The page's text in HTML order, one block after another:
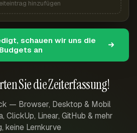
Sie die Zeiterfassung!
— Browser, Desktop & Mobil
ClickUp, Linear, GitHub & mehr
keine Lernkurve
hinzufügen
schauen wir uns die
Budgets an